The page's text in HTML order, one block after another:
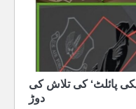
پائلٹ‘ کی تلاش کی
دوڑ